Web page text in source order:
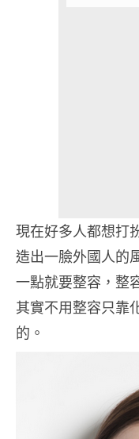
現在好多人都想打
造出一臉外國人的
一點就要整容，整
其實不用整容只靠
的。